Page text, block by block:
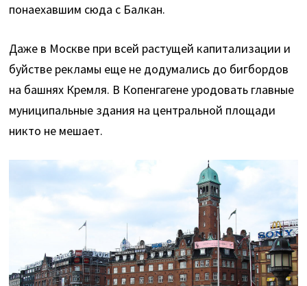
понаехавшим сюда с Балкан.
Даже в Москве при всей растущей капитализации и
буйстве рекламы еще не додумались до бигбордов
на башнях Кремля. В Копенгагене уродовать главные
муниципальные здания на центральной площади
никто не мешает.